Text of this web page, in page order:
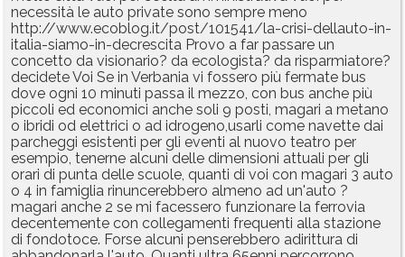
necessità le auto private sono sempre meno
http://www.ecoblog.it/post/101541/la-crisi-dellauto-in-
italia-siamo-in-decrescita Provo a far passare un
concetto da visionario? da ecologista? da risparmiatore?
decidete Voi Se in Verbania vi fossero più fermate bus
dove ogni 10 minuti passa il mezzo, con bus anche più
piccoli ed economici anche soli 9 posti, magari a metano
o ibridi od elettrici o ad idrogeno,usarli come navette dai
parcheggi esistenti per gli eventi al nuovo teatro per
esempio, tenerne alcuni delle dimensioni attuali per gli
orari di punta delle scuole, quanti di voi con magari 3 auto
o 4 in famiglia rinuncerebbero almeno ad un'auto ?
magari anche 2 se mi facessero funzionare la ferrovia
decentemente con collegamenti frequenti alla stazione
di fondotoce. Forse alcuni penserebbero adirittura di